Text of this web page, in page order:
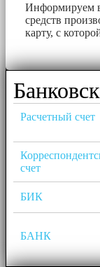
Информируем
средств
карту, с
Расчетный счет
счет
БИК
БАНК